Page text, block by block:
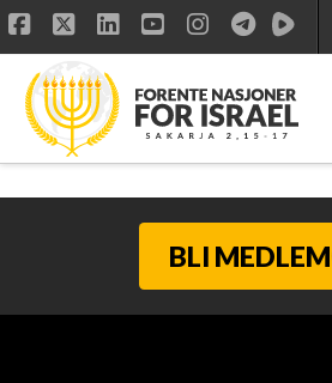
Facebook
X LinkedIn
YouTube
Instagram
BLI MEDLEM